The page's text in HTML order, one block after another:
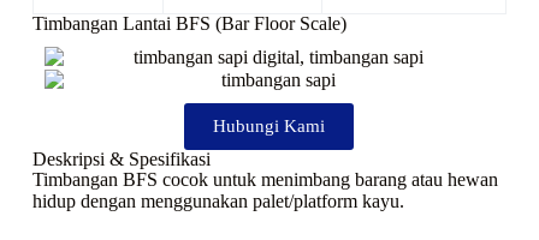
Timbangan Lantai BFS (Bar Floor Scale)
Hubungi Kami
Deskripsi & Spesifikasi
Timbangan BFS cocok untuk menimbang barang atau hewan
hidup dengan menggunakan palet/platform kayu.